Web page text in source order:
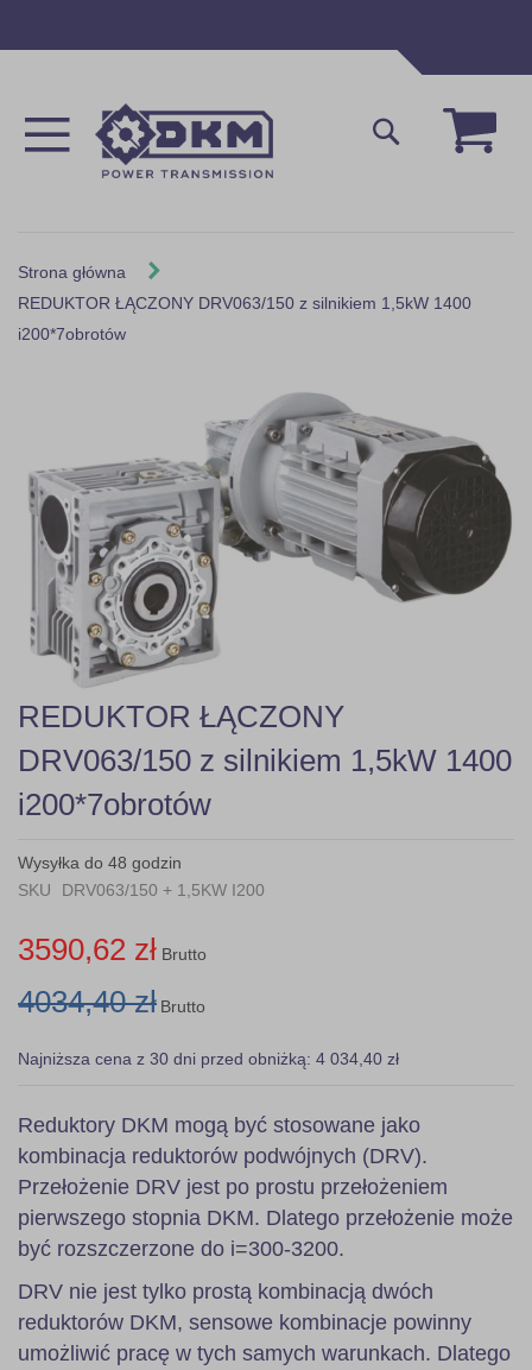
Mój
Szukaj
Strona główna
REDUKTOR ŁĄCZONY DRV063/150 z silnikiem 1,5kW 1400
i200*7obrotów
the
images
gallery
Skip
to
the
beginning
of
the
gallery
REDUKTOR ŁĄCZONY
DRV063/150 z silnikiem 1,5kW 1400
i200*7obrotów
Wysyłka do 48 godzin
SKU
DRV063/150 + 1,5KW I200
3590,62 zł Brutto
4034,40 zł Brutto
Najniższa cena z 30 dni przed obniżką: 4 034,40 zł
Reduktory DKM mogą być stosowane jako
kombinacja reduktorów podwójnych (DRV).
Przełożenie DRV jest po prostu przełożeniem
pierwszego stopnia DKM. Dlatego przełożenie może
być rozszczerzone do i=300-3200.
DRV nie jest tylko prostą kombinacją dwóch
reduktorów DKM, sensowe kombinacje powinny
umożliwić pracę w tych samych warunkach. Dlatego